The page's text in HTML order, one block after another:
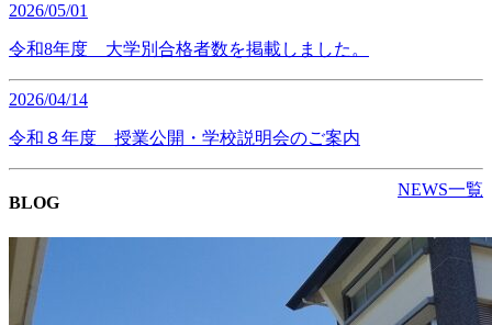
2026/05/01
令和8年度 大学別合格者数を掲載しました。
2026/04/14
令和８年度 授業公開・学校説明会のご案内
NEWS一覧
BLOG